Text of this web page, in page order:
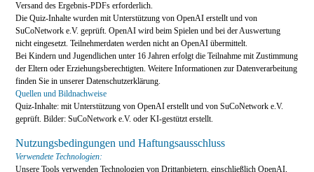
Versand des Ergebnis-PDFs erforderlich.
Die Quiz-Inhalte wurden mit Unterstützung von OpenAI erstellt und von
SuCoNetwork e.V. geprüft. OpenAI wird beim Spielen und bei der Auswertung
nicht eingesetzt. Teilnehmerdaten werden nicht an OpenAI übermittelt.
Bei Kindern und Jugendlichen unter 16 Jahren erfolgt die Teilnahme mit Zustimmung
der Eltern oder Erziehungsberechtigten. Weitere Informationen zur Datenverarbeitung
finden Sie in unserer Datenschutzerklärung.
Quellen und Bildnachweise
Quiz-Inhalte: mit Unterstützung von OpenAI erstellt und von SuCoNetwork e.V.
geprüft. Bilder: SuCoNetwork e.V. oder KI-gestützt erstellt.
Nutzungsbedingungen und Haftungsausschluss
Verwendete Technologien:
Unsere Tools verwenden Technologien von Drittanbietern, einschließlich OpenAI,